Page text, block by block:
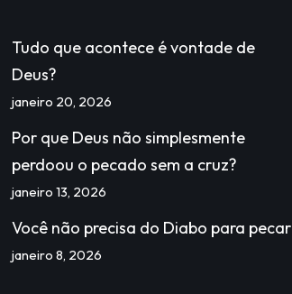
Tudo que acontece é vontade de
Deus?
janeiro 20, 2026
Por que Deus não simplesmente
perdoou o pecado sem a cruz?
janeiro 13, 2026
Você não precisa do Diabo para pecar
janeiro 8, 2026